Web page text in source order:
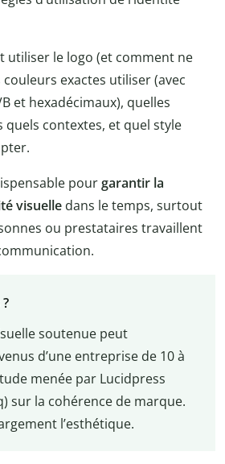
utiliser le logo (et comment ne
couleurs exactes utiliser (avec
et hexadécimaux), quelles
contextes, et quel style
pourgarantir la
visuelle dans le temps, surtout
ou prestataires travaillent
soutenue peut
d’une entreprise de 10 à
menée par Lucidpress
sur la cohérence de marque.
l’esthétique.